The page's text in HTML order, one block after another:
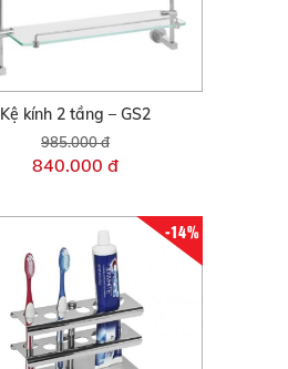
Kệ kính 2 tầng – GS2
985.000 đ
840.000 đ
-14%